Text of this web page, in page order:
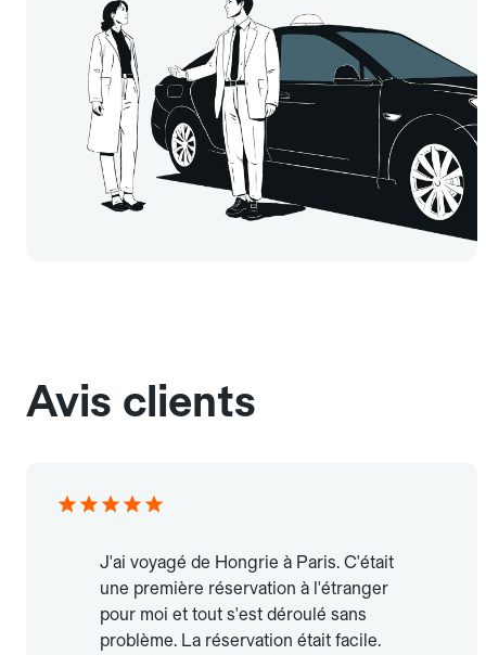
Avis clients
J'ai voyagé de Hongrie à Paris. C'était
une première réservation à l'étranger
pour moi et tout s'est déroulé sans
problème. La réservation était facile.